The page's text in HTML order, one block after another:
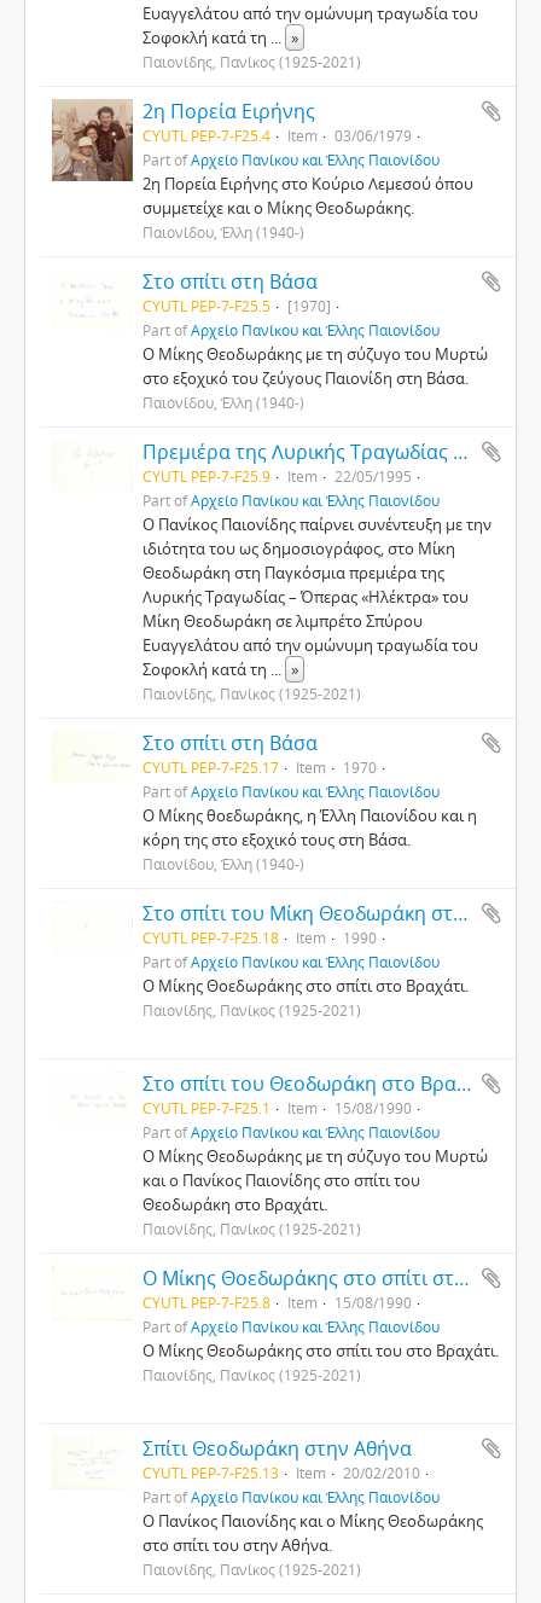
Ευαγγελάτου από την ομώνυμη τραγωδία του
Σοφοκλή κατά τη ... »
Παιονίδης, Πανίκος (1925-2021)
2η Πορεία Ειρήνης
CYUTL PEP-7-F25.4 Item
03/06/1979
Part ofΑρχείο Πανίκου και Έλλης Παιονίδου
2η Πορεία Ειρήνης στο Κούριο Λεμεσού όπου
συμμετείχε και ο Μίκης Θεοδωράκης.
Παιονίδου, Έλλη (1940-)
Στο σπίτι στη Βάσα
CYUTL PEP-7-F25.5
[1970]
Part ofΑρχείο Πανίκου και Έλλης Παιονίδου
Ο Μίκης Θεοδωράκης με τη σύζυγο του Μυρτώ
στο εξοχικό του ζεύγους Παιονίδη στη Βάσα.
Παιονίδου, Έλλη (1940-)
Πρεμιέρα της Λυρικής Τραγωδίας – Όπερας «Ηλέκτρα» του Μίκη Θεοδωράκη
CYUTL PEP-7-F25.9 Item
22/05/1995
Part ofΑρχείο Πανίκου και Έλλης Παιονίδου
Ο Πανίκος Παιονίδης παίρνει συνέντευξη με την
ιδιότητα του ως δημοσιογράφος, στο Μίκη
Θεοδωράκη στη Παγκόσμια πρεμιέρα της
Λυρικής Τραγωδίας – Όπερας «Ηλέκτρα» του
Μίκη Θεοδωράκη σε λιμπρέτο Σπύρου
Ευαγγελάτου από την ομώνυμη τραγωδία του
Σοφοκλή κατά τη ... »
Παιονίδης, Πανίκος (1925-2021)
Στο σπίτι στη Βάσα
CYUTL PEP-7-F25.17 Item
1970
Part ofΑρχείο Πανίκου και Έλλης Παιονίδου
Ο Μίκης θοεδωράκης, η Έλλη Παιονίδου και η
κόρη της στο εξοχικό τους στη Βάσα.
Παιονίδου, Έλλη (1940-)
Στο σπίτι του Μίκη Θεοδωράκη στο Βραχάτι
CYUTL PEP-7-F25.18 Item
1990
Part ofΑρχείο Πανίκου και Έλλης Παιονίδου
Ο Μίκης Θοεδωράκης στο σπίτι στο Βραχάτι.
Παιονίδης, Πανίκος (1925-2021)
Στο σπίτι του Θεοδωράκη στο Βραχάτι
CYUTL PEP-7-F25.1 Item
15/08/1990
Part ofΑρχείο Πανίκου και Έλλης Παιονίδου
Ο Μίκης Θεοδωράκης με τη σύζυγο του Μυρτώ
και ο Πανίκος Παιονίδης στο σπίτι του
Θεοδωράκη στο Βραχάτι.
Παιονίδης, Πανίκος (1925-2021)
Ο Μίκης Θοεδωράκης στο σπίτι στο Βραχάτι.
CYUTL PEP-7-F25.8 Item
15/08/1990
Part ofΑρχείο Πανίκου και Έλλης Παιονίδου
Ο Μίκης Θεοδωράκης στο σπίτι του στο Βραχάτι.
Παιονίδης, Πανίκος (1925-2021)
Σπίτι Θεοδωράκη στην Αθήνα
CYUTL PEP-7-F25.13 Item
20/02/2010
Part ofΑρχείο Πανίκου και Έλλης Παιονίδου
Ο Πανίκος Παιονίδης και ο Μίκης Θεοδωράκης
στο σπίτι του στην Αθήνα.
Παιονίδης, Πανίκος (1925-2021)